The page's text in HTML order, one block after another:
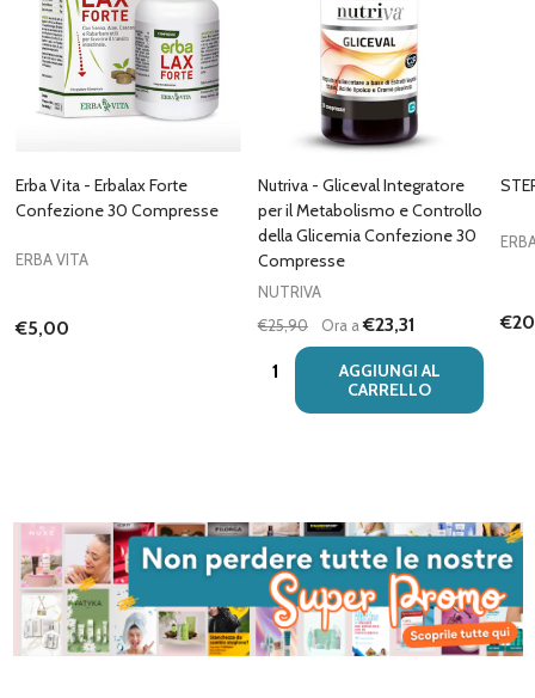
Erba Vita - Erbalax Forte
Confezione 30 Compresse
ERBA VITA
€5,00
Nutriva - Gliceval Integratore
per il Metabolismo e Controllo
della Glicemia Confezione 30
Compresse
NUTRIVA
€25,90
Ora a€23,31
Quantità:
AGGIUNGI AL
CARRELLO